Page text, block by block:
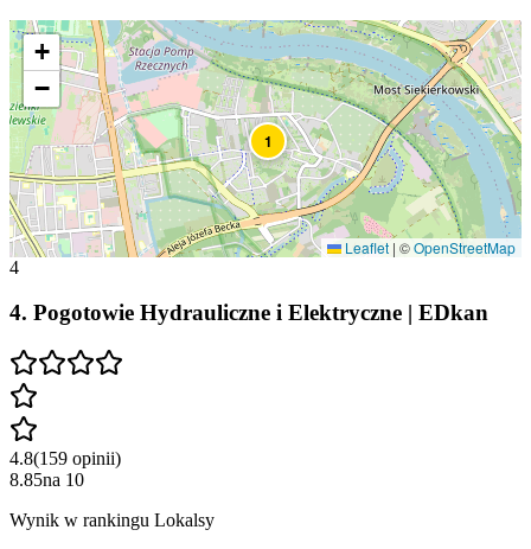
1
+
−
Leaflet | ©OpenStreetMap
4
4. Pogotowie Hydrauliczne i Elektryczne | EDkan
4.8(159 opinii)
8.85na 10
Wynik w rankingu Lokalsy